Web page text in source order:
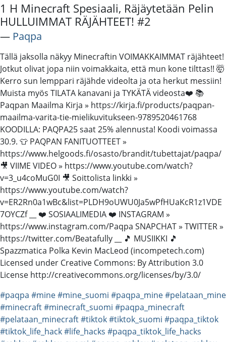
1 H Minecraft Spesiaali, Räjäytetään Pelin
HULLUIMMAT RÄJÄHTEET! #2
― Paqpa
Tällä jaksolla näkyy Minecraftin VOIMAKKAIMMAT räjähteet!
Jotkut olivat jopa niin voimakkaita, että mun kone tilttas!! 🤯
Kerro sun lemppari räjähde videolta ja ota herkut messiin!
Muista myös TILATA kanavani ja TYKÄTÄ videosta❤️ 📚
Paqpan Maailma Kirja » https://kirja.fi/products/paqpan-
maailma-varita-tie-mielikuvitukseen-9789520461768
KOODILLA: PAQPA25 saat 25% alennusta! Koodi voimassa
30.9. 👕 PAQPAN FANITUOTTEET »
https://www.helgoods.fi/osasto/brandit/tubettajat/paqpa/
🎥 VIIME VIDEO » https://www.youtube.com/watch?
v=3_u4coMuG0I 🎥 Soittolista linkki »
https://www.youtube.com/watch?
v=ER2Rn0a1wBc&list=PLDH9oUWU0Ja5wPfHUaKcR1z1VDE
7OYCZf __ ❤️ SOSIAALIMEDIA ❤️ INSTAGRAM »
https://www.instagram.com/Paqpa SNAPCHAT » TWITTER »
https://twitter.com/Beatafully __ 🎵 MUSIIKKI 🎵
Spazzmatica Polka Kevin MacLeod (incompetech.com)
Licensed under Creative Commons: By Attribution 3.0
License http://creativecommons.org/licenses/by/3.0/
#paqpa #mine#mine_suomi #paqpa_mine#pelataan_mine
#minecraft#minecraft_suomi #paqpa_minecraft
#pelataan_minecraft#tiktok#tiktok_suomi #paqpa_tiktok
#tiktok_life_hack#life_hacks #paqpa_tiktok_life_hacks